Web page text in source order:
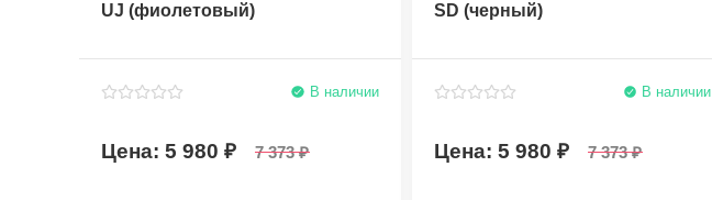
UJ (фиолетовый)
В наличии
5 980 7 373
SD (черный)
В наличии
5 980 7 373